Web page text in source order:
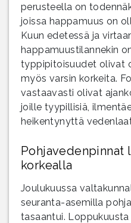
perusteella on
joissa happamuus on
Kuun edetessä ja
happamuustilannekin
typpipitoisuudet olivat
myös varsin korkeita.
vastaavasti olivat
joille tyypillisiä,
heikentynyttä
korkealla
Joulukuussa
seuranta-asemilla
tasaantui.